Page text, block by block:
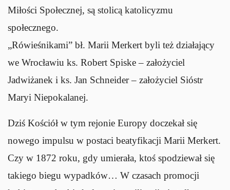
Miłości Społecznej, są stolicą katolicyzmu
społecznego.
„Rówieśnikami” bł. Marii Merkert byli też działający
we Wrocławiu ks. Robert Spiske – założyciel
Jadwiżanek i ks. Jan Schneider – założyciel Sióstr
Maryi Niepokalanej.
Dziś Kościół w tym rejonie Europy doczekał się
nowego impulsu w postaci beatyfikacji Marii Merkert.
Czy w 1872 roku, gdy umierała, ktoś spodziewał się
takiego biegu wypadków… W czasach promocji